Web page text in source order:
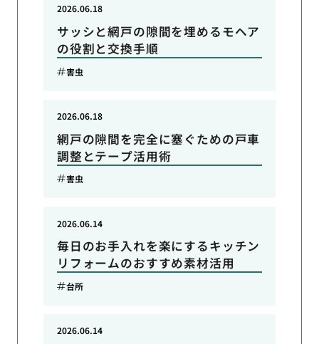
サッシと網戸の隙間を埋めるモヘア
の役割と交換手順
2026.06.18
害虫
網戸の隙間を完全に塞ぐための戸車
調整とテープ活用術
2026.06.18
害虫
毎日のお手入れを楽にするキッチン
リフォームのおすすめ素材活用
2026.06.14
台所
2026.06.14